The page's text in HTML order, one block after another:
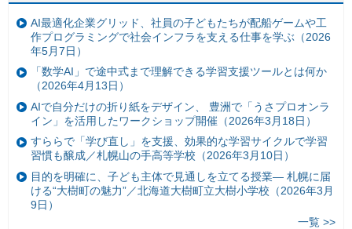
AI最適化企業グリッド、社員の子どもたちが配船ゲームや工
作プログラミングで社会インフラを支える仕事を学ぶ（2026
年5月7日）
「数学AI」で途中式まで理解できる学習支援ツールとは何か
（2026年4月13日）
AIで自分だけの折り紙をデザイン、 豊洲で「うさプロオンラ
イン」を活用したワークショップ開催（2026年3月18日）
すららで「学び直し」を支援、効果的な学習サイクルで学習
習慣も醸成／札幌山の手高等学校（2026年3月10日）
目的を明確に、子ども主体で見通しを立てる授業— 札幌に届
ける“大樹町の魅力”／北海道大樹町立大樹小学校（2026年3月
9日）
一覧 >>